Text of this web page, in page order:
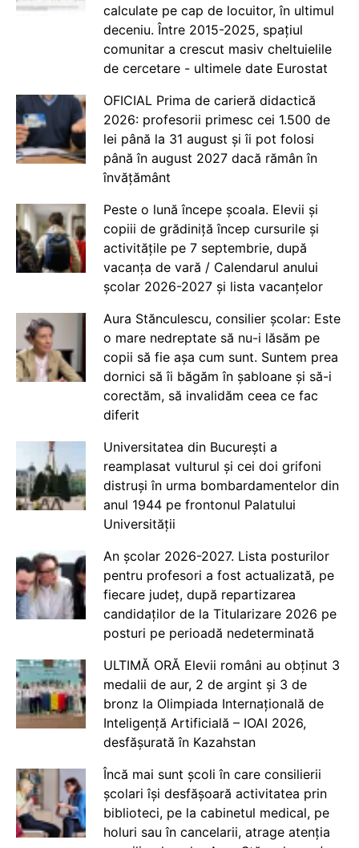
calculate pe cap de locuitor, în ultimul
deceniu. Între 2015-2025, spațiul
comunitar a crescut masiv cheltuielile
de cercetare - ultimele date Eurostat
OFICIAL Prima de carieră didactică
2026: profesorii primesc cei 1.500 de
lei până la 31 august și îi pot folosi
până în august 2027 dacă rămân în
învățământ
Peste o lună începe școala. Elevii și
copiii de grădiniță încep cursurile și
activitățile pe 7 septembrie, după
vacanța de vară / Calendarul anului
școlar 2026-2027 și lista vacanțelor
Aura Stănculescu, consilier școlar: Este
o mare nedreptate să nu-i lăsăm pe
copii să fie așa cum sunt. Suntem prea
dornici să îi băgăm în șabloane și să-i
corectăm, să invalidăm ceea ce fac
diferit
Universitatea din București a
reamplasat vulturul și cei doi grifoni
distruși în urma bombardamentelor din
anul 1944 pe frontonul Palatului
Universității
An școlar 2026-2027. Lista posturilor
pentru profesori a fost actualizată, pe
fiecare județ, după repartizarea
candidaților de la Titularizare 2026 pe
posturi pe perioadă nedeterminată
ULTIMĂ ORĂ Elevii români au obținut 3
medalii de aur, 2 de argint și 3 de
bronz la Olimpiada Internațională de
Inteligență Artificială – IOAI 2026,
desfășurată în Kazahstan
Încă mai sunt școli în care consilierii
școlari își desfășoară activitatea prin
biblioteci, pe la cabinetul medical, pe
holuri sau în cancelarii, atrage atenția